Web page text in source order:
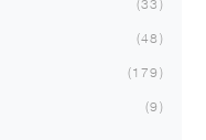
33
48
179
9